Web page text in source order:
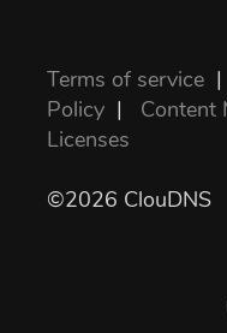
Terms of service |
Policy | Content
Licenses
©2026 ClouDNS